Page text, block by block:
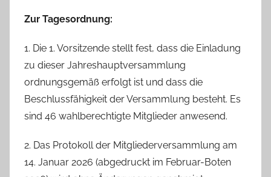
e
n
a
c
h
Zur Tagesordnung:
1. Die 1. Vorsitzende stellt fest, dass die Einladung
zu dieser Jahreshauptversammlung
ordnungsgemäß erfolgt ist und dass die
Beschlussfähigkeit der Versammlung besteht. Es
sind 46 wahlberechtigte Mitglieder anwesend.
2. Das Protokoll der Mitgliederversammlung am
14. Januar 2026 (abgedruckt im Februar-Boten